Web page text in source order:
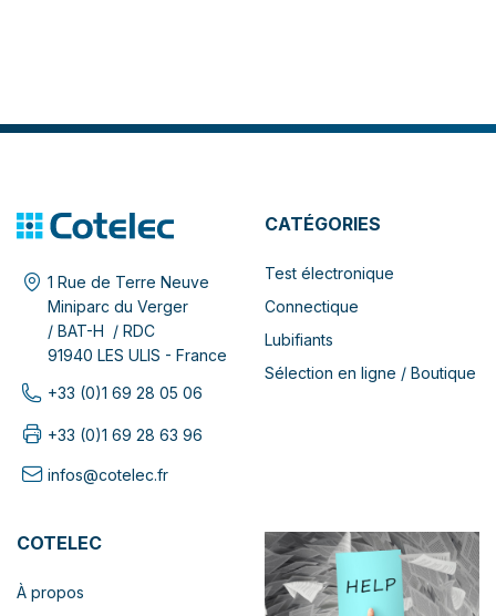
1 Rue de Terre Neuve
Miniparc du Verger
/ BAT-H / RDC
91940 LES ULIS - France
+33 (0)1 69 28 05 06
+33 (0)1 69 28 63 96
infos@cotelec.fr
CATÉGORIES
Test électronique
Connectique
Lubifiants
Sélection en ligne / Boutique
COTELEC
À propos